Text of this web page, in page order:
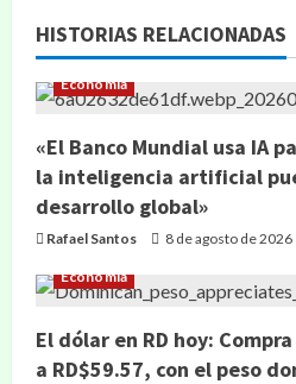
HISTORIAS RELACIONADAS
Economía
«El Banco Mundial usa IA
la inteligencia artificial
desarrollo global»
Rafael Santos 8 de agosto de 2026
Economía
El dólar en RD hoy:
a RD$59.57, con el peso